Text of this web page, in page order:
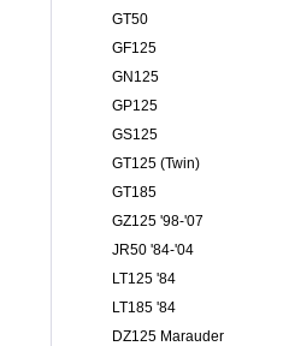
GT50
GF125
GN125
GP125
GS125
GT125 (Twin)
GT185
GZ125 '98-'07
JR50 '84-'04
LT125 '84
LT185 '84
DZ125 Marauder